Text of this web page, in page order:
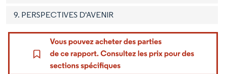
9. PERSPECTIVES D'AVENIR